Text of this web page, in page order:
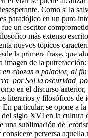
Como si la
paradójico en un puro
un escritor
más extenso
nuevos tópicos
la primera frase, que
imagen de la putrefacción:
chozas o palacios, al
por Sol la oscuridad,
en el discurso anterior,
literarios y filosóficos de
particular, se opone a
siglo XVI en la cultura
una sublimación del
perversa aquella